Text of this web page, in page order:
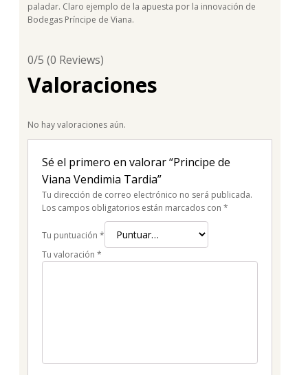
paladar. Claro ejemplo de la apuesta por la innovación de
Bodegas Príncipe de Viana.
0/5 (0 Reviews)
Valoraciones
No hay valoraciones aún.
Sé el primero en valorar “Principe de
Viana Vendimia Tardia”
Tu dirección de correo electrónico no será publicada.
Los campos obligatorios están marcados con *
Tu puntuación *
Tu valoración *